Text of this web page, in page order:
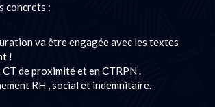
concrets :
va être engagée avec les textes
!
CT de proximité et en CTRPN .
RH , social et indemnitaire.